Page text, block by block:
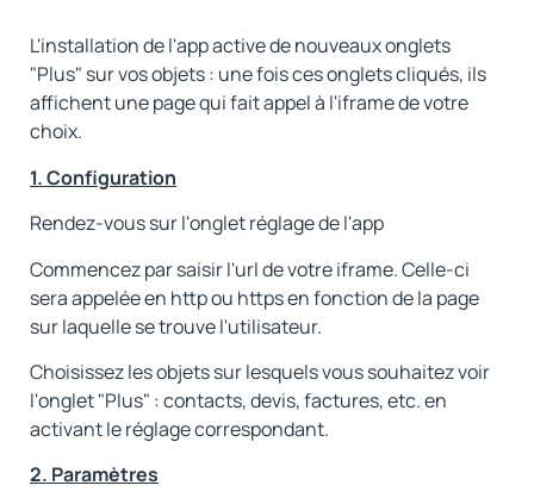
L'installation de l'app active de nouveaux onglets
"Plus" sur vos objets : une fois ces onglets cliqués, ils
affichent une page qui fait appel à l'iframe de votre
choix.
1. Configuration
Rendez-vous sur l'onglet réglage de l'app
Commencez par saisir l'url de votre iframe. Celle-ci
sera appelée en http ou https en fonction de la page
sur laquelle se trouve l'utilisateur.
Choisissez les objets sur lesquels vous souhaitez voir
l'onglet "Plus" : contacts, devis, factures, etc. en
activant le réglage correspondant.
2. Paramètres